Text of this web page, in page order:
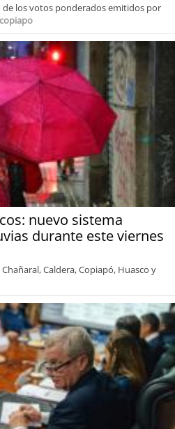
de los votos ponderados emitidos por
nuevo sistema
durante este viernes
Caldera, Copiapó, Huasco y